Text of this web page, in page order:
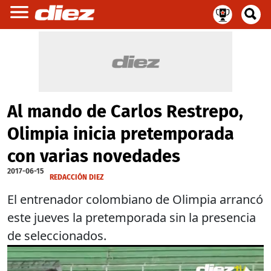
Al mando de Carlos Restrepo,
Olimpia inicia pretemporada
con varias novedades
2017-06-15
REDACCIÓN DIEZ
El entrenador colombiano de Olimpia arrancó
este jueves la pretemporada sin la presencia
de seleccionados.